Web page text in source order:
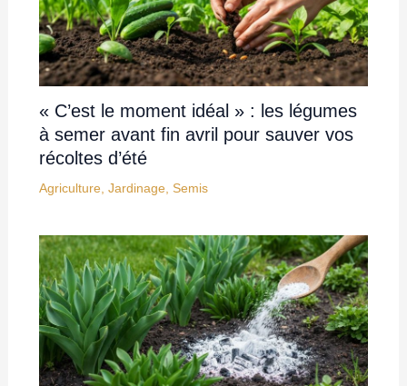
« C’est le moment idéal » : les légumes
à semer avant fin avril pour sauver vos
récoltes d’été
Agriculture Jardinage Semis